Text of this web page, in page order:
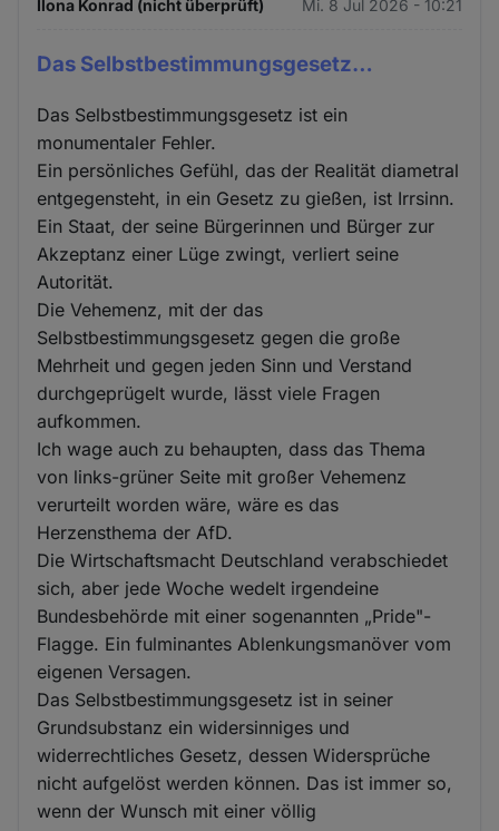
Ilona Konrad (nicht überprüft) Mi. 8 Jul 2026 - 10:21
Das Selbstbestimmungsgesetz…
Das Selbstbestimmungsgesetz ist ein
monumentaler Fehler.
Ein persönliches Gefühl, das der Realität diametral
entgegensteht, in ein Gesetz zu gießen, ist Irrsinn.
Ein Staat, der seine Bürgerinnen und Bürger zur
Akzeptanz einer Lüge zwingt, verliert seine
Autorität.
Die Vehemenz, mit der das
Selbstbestimmungsgesetz gegen die große
Mehrheit und gegen jeden Sinn und Verstand
durchgeprügelt wurde, lässt viele Fragen
aufkommen.
Ich wage auch zu behaupten, dass das Thema
von links-grüner Seite mit großer Vehemenz
verurteilt worden wäre, wäre es das
Herzensthema der AfD.
Die Wirtschaftsmacht Deutschland verabschiedet
sich, aber jede Woche wedelt irgendeine
Bundesbehörde mit einer sogenannten „Pride"-
Flagge. Ein fulminantes Ablenkungsmanöver vom
eigenen Versagen.
Das Selbstbestimmungsgesetz ist in seiner
Grundsubstanz ein widersinniges und
widerrechtliches Gesetz, dessen Widersprüche
nicht aufgelöst werden können. Das ist immer so,
wenn der Wunsch mit einer völlig